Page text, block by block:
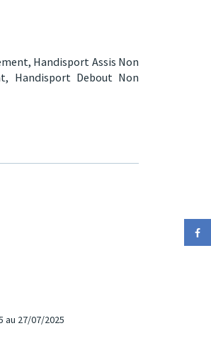
Handisport Assis Non
Handisport Debout Non
au 27/07/2025